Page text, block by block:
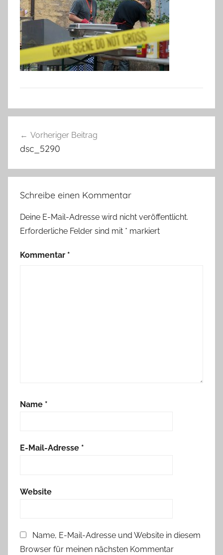
Vorheriger Beitrag
dsc_5290
Schreibe einen Kommentar
Deine E-Mail-Adresse wird nicht veröffentlicht.
Erforderliche Felder sind mit * markiert
Kommentar *
Name *
E-Mail-Adresse *
Website
Name, E-Mail-Adresse und Website in diesem
Browser für meinen nächsten Kommentar